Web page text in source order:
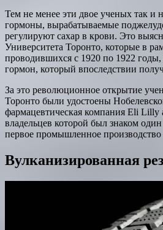
Тем не менее эти двое ученых так и
гормоны, вырабатываемые
регулируют сахар в крови. Это
Университета Торонто, которые в
проводившихся с 1920 по 1922
гормон, который впоследствии
За это революционное открытие
Торонто были удостоены
фармацевтическая компания Eli Lilly
владельцев которой был знаком
первое промышленное производство
Вулканизированная